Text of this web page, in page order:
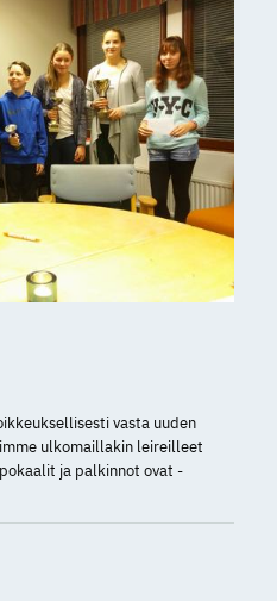
vasta uuden
ulkomaillakin leireilleet
ja palkinnot ovat -